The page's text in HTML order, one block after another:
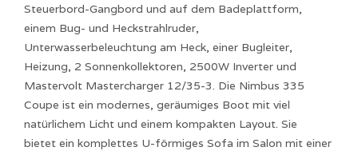
Steuerbord-Gangbord und auf dem Badeplattform,
einem Bug- und Heckstrahlruder,
Unterwasserbeleuchtung am Heck, einer Bugleiter,
Heizung, 2 Sonnenkollektoren, 2500W Inverter und
Mastervolt Mastercharger 12/35-3. Die Nimbus 335
Coupe ist ein modernes, geräumiges Boot mit viel
natürlichem Licht und einem kompakten Layout. Sie
bietet ein komplettes U-förmiges Sofa im Salon mit einer